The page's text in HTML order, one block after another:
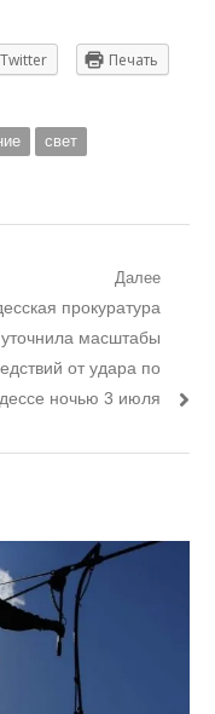
Twitter Печать
свет
Далее
прокуратура
уточнила масштабы
от удара по
ночью 3 июля